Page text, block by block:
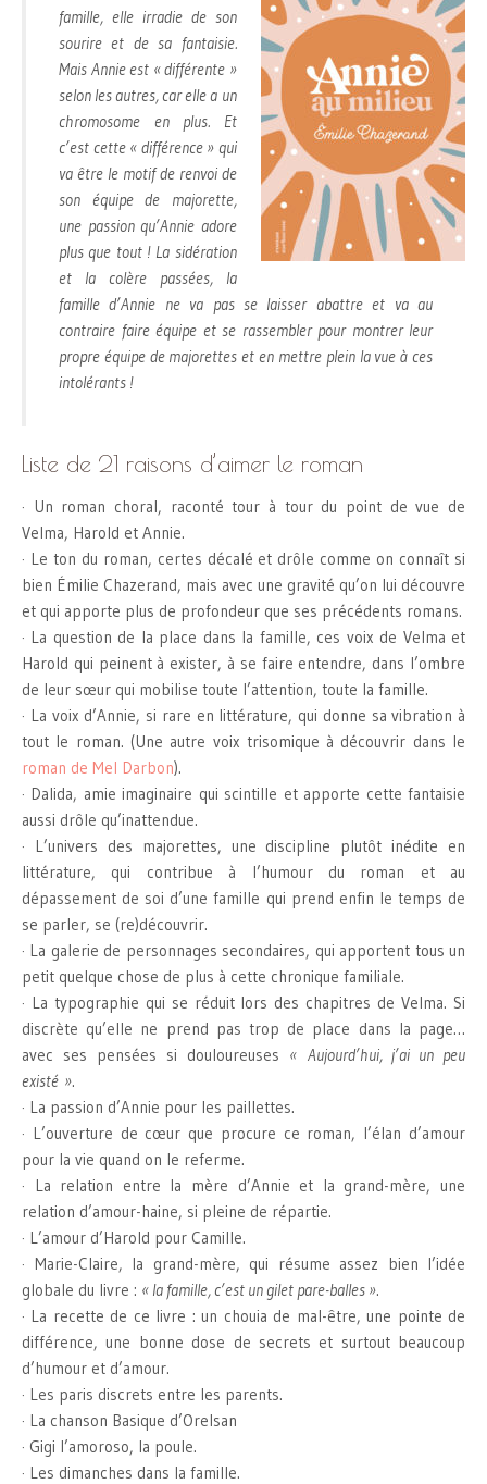
famille, elle irradie de son
sourire et de sa fantaisie.
Mais Annie est « différente »
selon les autres, car elle a un
chromosome en plus. Et
c’est cette « différence » qui
va être le motif de renvoi de
son équipe de majorette,
une passion qu’Annie adore
plus que tout ! La sidération
et la colère passées, la
famille d’Annie ne va pas se laisser abattre et va au
contraire faire équipe et se rassembler pour montrer leur
propre équipe de majorettes et en mettre plein la vue à ces
intolérants !
Liste de 21 raisons d’aimer le roman
· Un roman choral, raconté tour à tour du point de vue de
Velma, Harold et Annie.
· Le ton du roman, certes décalé et drôle comme on connaît si
bien Émilie Chazerand, mais avec une gravité qu’on lui découvre
et qui apporte plus de profondeur que ses précédents romans.
· La question de la place dans la famille, ces voix de Velma et
Harold qui peinent à exister, à se faire entendre, dans l’ombre
de leur sœur qui mobilise toute l’attention, toute la famille.
· La voix d’Annie, si rare en littérature, qui donne sa vibration à
tout le roman. (Une autre voix trisomique à découvrir dans le
roman de Mel Darbon).
· Dalida, amie imaginaire qui scintille et apporte cette fantaisie
aussi drôle qu’inattendue.
· L’univers des majorettes, une discipline plutôt inédite en
littérature, qui contribue à l’humour du roman et au
dépassement de soi d’une famille qui prend enfin le temps de
se parler, se (re)découvrir.
· La galerie de personnages secondaires, qui apportent tous un
petit quelque chose de plus à cette chronique familiale.
· La typographie qui se réduit lors des chapitres de Velma. Si
discrète qu’elle ne prend pas trop de place dans la page…
avec ses pensées si douloureuses « Aujourd’hui, j’ai un peu
existé ».
· La passion d’Annie pour les paillettes.
· L’ouverture de cœur que procure ce roman, l’élan d’amour
pour la vie quand on le referme.
· La relation entre la mère d’Annie et la grand-mère, une
relation d’amour-haine, si pleine de répartie.
· L’amour d’Harold pour Camille.
· Marie-Claire, la grand-mère, qui résume assez bien l’idée
globale du livre : « la famille, c’est un gilet pare-balles ».
· La recette de ce livre : un chouia de mal-être, une pointe de
différence, une bonne dose de secrets et surtout beaucoup
d’humour et d’amour.
· Les paris discrets entre les parents.
· La chanson Basique d’Orelsan
· Gigi l’amoroso, la poule.
· Les dimanches dans la famille.